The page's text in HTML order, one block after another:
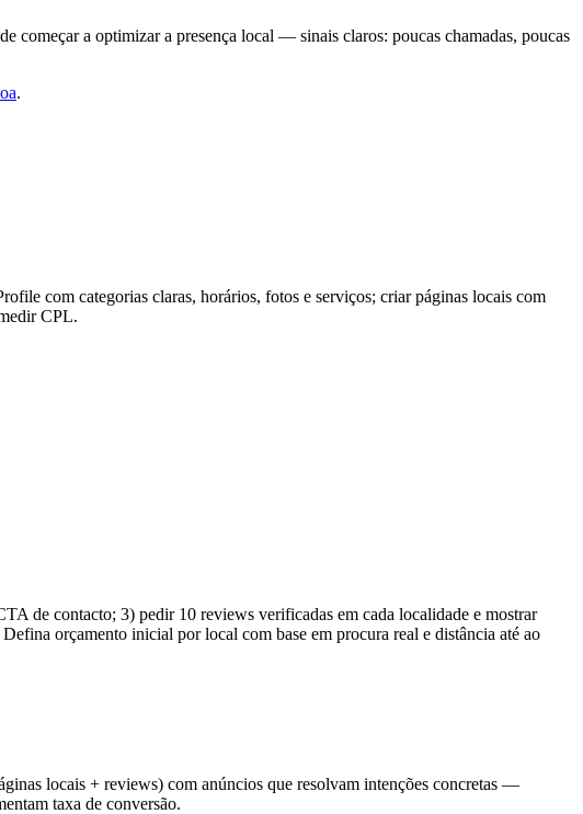
começar a optimizar a presença local — sinais claros: poucas chamadas, poucas
.
com categorias claras, horários, fotos e serviços; criar páginas locais com
CPL.
de contacto; 3) pedir 10 reviews verificadas em cada localidade e mostrar
orçamento inicial por local com base em procura real e distância até ao
locais + reviews) com anúncios que resolvam intenções concretas —
taxa de conversão.